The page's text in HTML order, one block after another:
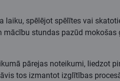
spēlējot spēlītes vai
stundas pazūd
pārejas noteikumi, liedzot
tos izmantot izglītības